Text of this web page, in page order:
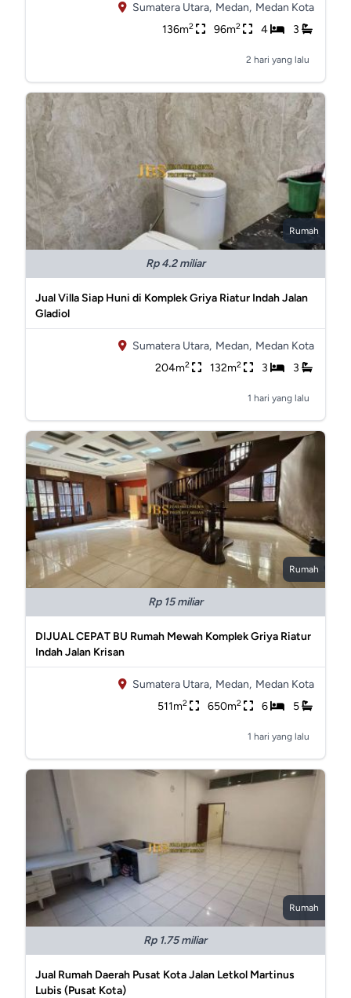
Sumatera Utara, Medan, Medan Kota
136m2 96m2 4 3
2 hari yang lalu
Rumah
Rp 4.2 miliar
Jual Villa Siap Huni di Komplek Griya Riatur Indah Jalan
Gladiol
Sumatera Utara, Medan, Medan Kota
204m2 132m2 3 3
1 hari yang lalu
Rumah
Rp 15 miliar
DIJUAL CEPAT BU Rumah Mewah Komplek Griya Riatur
Indah Jalan Krisan
Sumatera Utara, Medan, Medan Kota
511m2 650m2 6 5
1 hari yang lalu
Rumah
Rp 1.75 miliar
Jual Rumah Daerah Pusat Kota Jalan Letkol Martinus
Lubis (Pusat Kota)